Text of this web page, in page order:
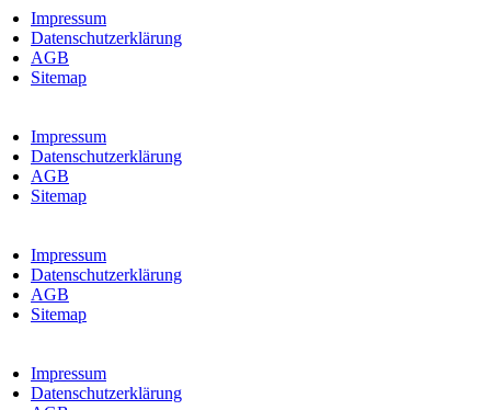
Impressum
Datenschutzerklärung
AGB
Sitemap
Impressum
Datenschutzerklärung
AGB
Sitemap
Impressum
Datenschutzerklärung
AGB
Sitemap
Impressum
Datenschutzerklärung